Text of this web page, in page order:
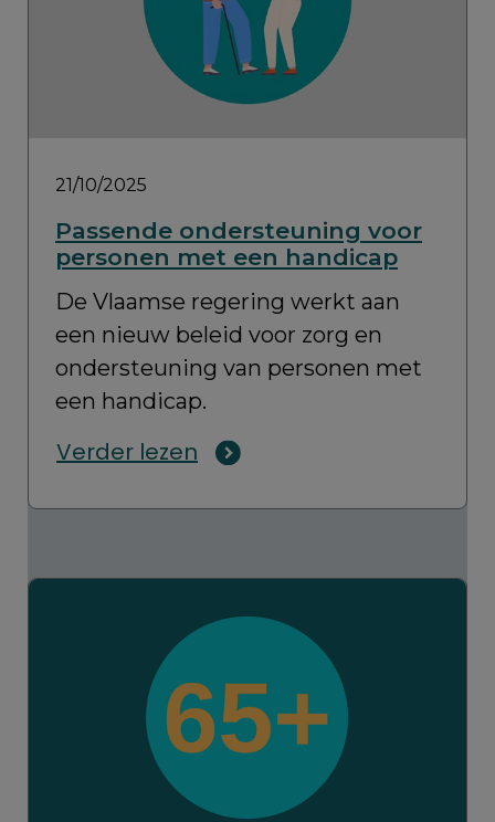
21/10/2025
Passende ondersteuning voor
personen met een handicap
De Vlaamse regering werkt aan
een nieuw beleid voor zorg en
ondersteuning van personen met
een handicap.
Verder lezen